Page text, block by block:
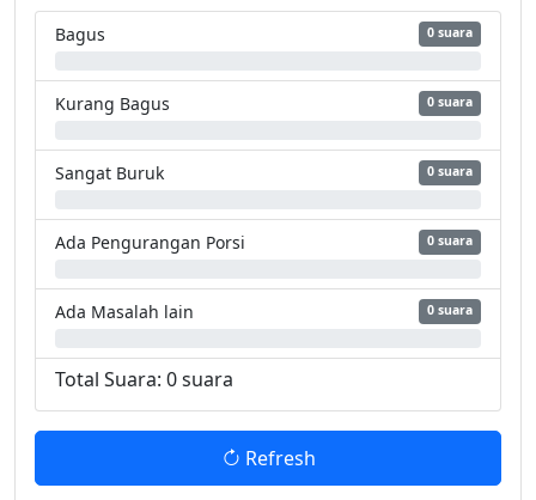
Bagus 0 suara
Kurang Bagus 0 suara
Sangat Buruk 0 suara
Ada Pengurangan Porsi 0 suara
Ada Masalah lain 0 suara
Total Suara: 0 suara
Refresh